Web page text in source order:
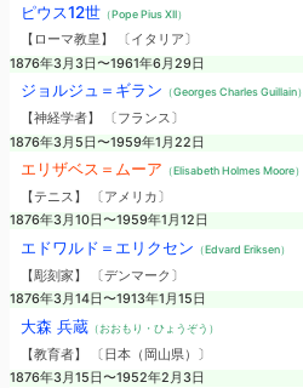
ピウス12世（Pope Pius XII）
【ローマ教皇】 〔イタリア〕
1876年3月3日〜1961年6月29日
ジョルジュ＝ギラン （Georges Charles Guillain）
【神経学者】 〔フランス〕
1876年3月5日〜1959年1月22日
エリザベス＝ムーア （Elisabeth Holmes Moore）
【テニス】 〔アメリカ〕
1876年3月10日〜1959年1月12日
エドワルド＝エリクセン （Edvard Eriksen）
【彫刻家】 〔デンマーク〕
1876年3月14日〜1913年1月15日
大森 兵蔵（おおもり・ひょうぞう）
【教育者】 〔日本（岡山県）〕
1876年3月15日〜1952年2月3日